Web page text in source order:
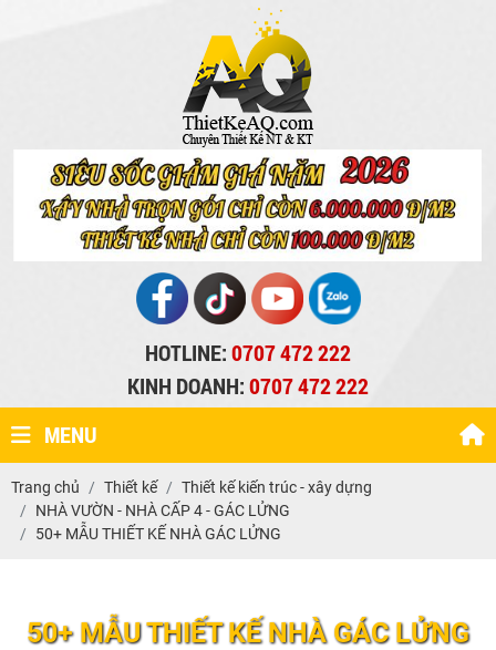
HOTLINE:0707 472 222
KINH DOANH:0707 472 222
MENU
Trang chủ Thiết kế
Thiết kế kiến trúc - xây dựng
NHÀ VƯỜN - NHÀ CẤP 4 - GÁC LỬNG
50+ MẪU THIẾT KẾ NHÀ GÁC LỬNG
50+ MẪU THIẾT KẾ NHÀ GÁC LỬNG